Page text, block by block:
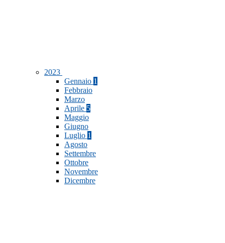
2023
Gennaio 1
Febbraio
Marzo
Aprile 5
Maggio
Giugno
Luglio 1
Agosto
Settembre
Ottobre
Novembre
Dicembre